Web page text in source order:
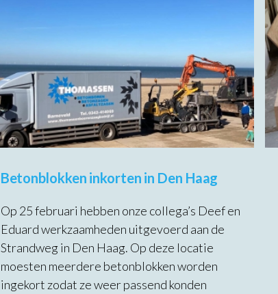
Betonblokken inkorten in Den Haag
Op 25 februari hebben onze collega’s Deef en
Eduard werkzaamheden uitgevoerd aan de
Strandweg in Den Haag. Op deze locatie
moesten meerdere betonblokken worden
ingekort zodat ze weer passend konden